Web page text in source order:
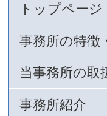
トップページ
事務所の特徴
当事務所の取
事務所紹介